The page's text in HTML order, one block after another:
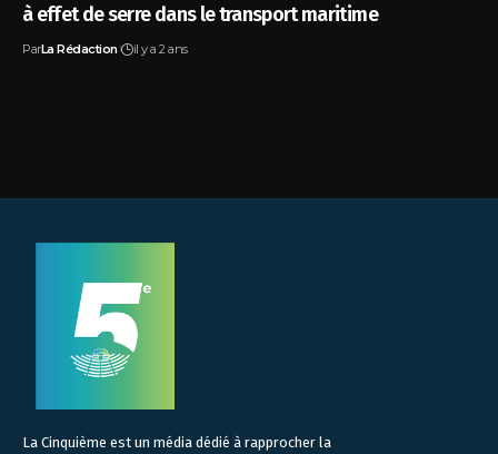
à effet de serre dans le transport maritime
ParLa Rédaction il y a 2 ans
La Cinquième est un média dédié à rapprocher la